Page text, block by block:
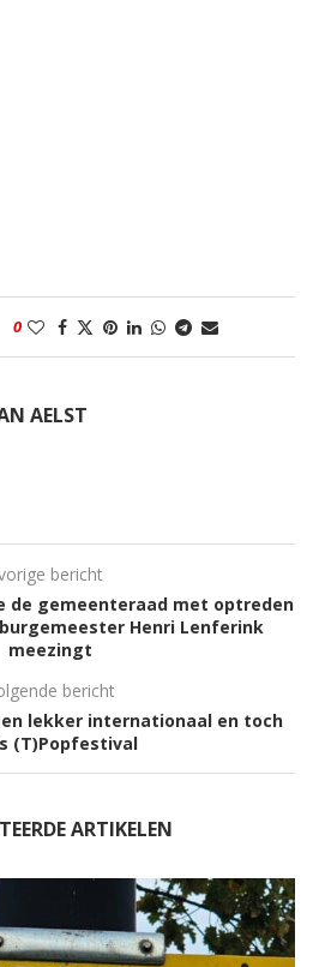
0
AELST
bericht
de gemeenteraad met optreden
Henri Lenferink
meezingt
bericht
lekker internationaal en toch
(T)Popfestival
ARTIKELEN